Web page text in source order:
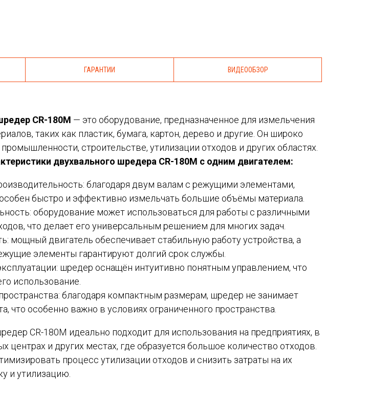
ГАРАНТИИ ВИДЕООБЗОР
CR-180М — это оборудование, предназначенное для измельчения
таких как пластик, бумага, картон, дерево и другие. Он широко
строительстве, утилизации отходов и других областях.
двухвального шредера CR-180M с одним двигателем:
благодаря двум валам с режущими элементами,
быстро и эффективно измельчать большие объёмы материала.
оборудование может использоваться для работы с различными
что делает его универсальным решением для многих задач.
мощный двигатель обеспечивает стабильную работу устройства, а
элементы гарантируют долгий срок службы.
шредер оснащён интуитивно понятным управлением, что
использование.
благодаря компактным размерам, шредер не занимает
что особенно важно в условиях ограниченного пространства.
CR-180M идеально подходит для использования на предприятиях, в
центрах и других местах, где образуется большое количество отходов.
процесс утилизации отходов и снизить затраты на их
и утилизацию.